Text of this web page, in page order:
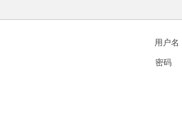
用户名
密码